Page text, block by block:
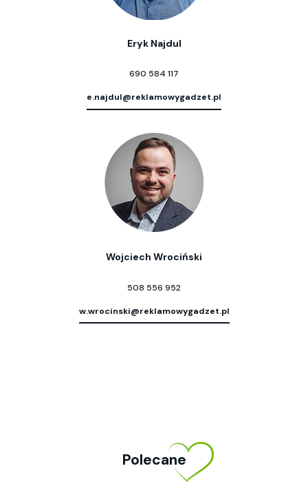
Eryk Najdul
690 584 117
e.najdul@reklamowygadzet.pl
Wojciech Wrociński
508 556 952
w.wrocinski@reklamowygadzet.pl
Polecane